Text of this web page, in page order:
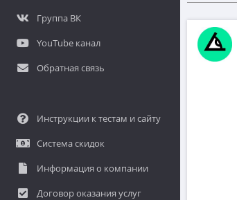
Группа ВК
YouTube канал
Обратная связь
Инструкции к тестам и сайту
Система скидок
Информация о компании
Договор оказания услуг